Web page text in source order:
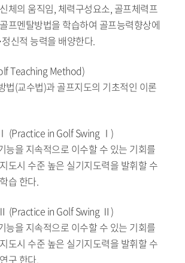
체의 움직임, 체력구성요소, 골프체력프
프멘탈방법을 학습하여 골프능력향상에
신적 능력을 배양한다.
Teaching Method)
법(교수법)과 골프지도의 기초적인 이론
(Practice in Golf Swing Ⅰ)
능을 지속적으로 이수할 수 있는 기회를
도시 수준 높은 실기지도력을 발휘할 수
습 한다.
(Practice in Golf Swing Ⅱ)
능을 지속적으로 이수할 수 있는 기회를
도시 수준 높은 실기지도력을 발휘할 수
구 한다.